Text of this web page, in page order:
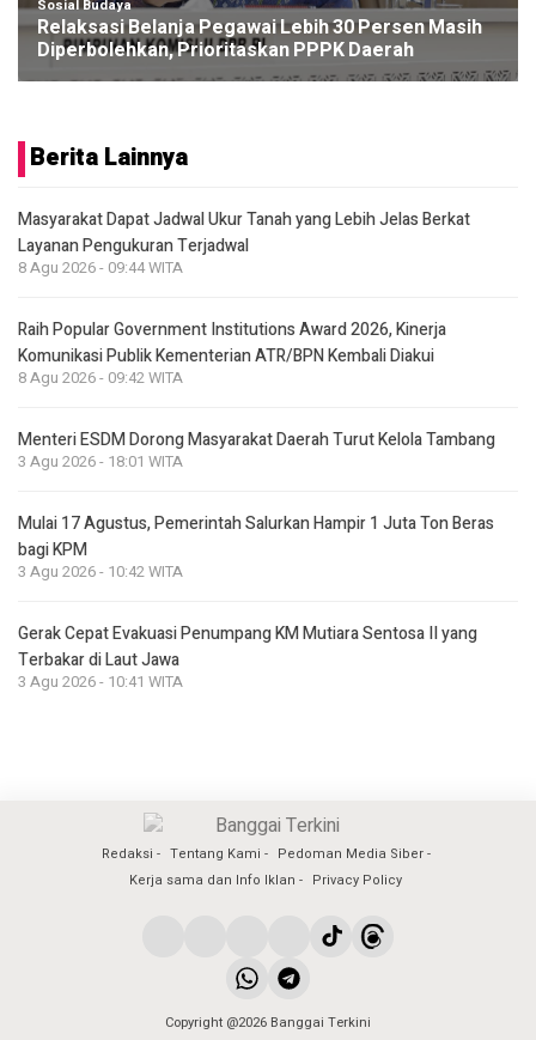
Sosial Budaya
Relaksasi Belanja Pegawai Lebih 30 Persen Masih
Diperbolehkan, Prioritaskan PPPK Daerah
Berita Lainnya
Masyarakat Dapat Jadwal Ukur Tanah yang Lebih Jelas Berkat
Layanan Pengukuran Terjadwal
8 Agu 2026 - 09:44 WITA
Raih Popular Government Institutions Award 2026, Kinerja
Komunikasi Publik Kementerian ATR/BPN Kembali Diakui
8 Agu 2026 - 09:42 WITA
Menteri ESDM Dorong Masyarakat Daerah Turut Kelola Tambang
3 Agu 2026 - 18:01 WITA
Mulai 17 Agustus, Pemerintah Salurkan Hampir 1 Juta Ton Beras
bagi KPM
3 Agu 2026 - 10:42 WITA
Gerak Cepat Evakuasi Penumpang KM Mutiara Sentosa II yang
Terbakar di Laut Jawa
3 Agu 2026 - 10:41 WITA
Redaksi Tentang Kami
Pedoman Media Siber
Kerja sama dan Info Iklan
Privacy Policy
Copyright @2026 Banggai Terkini